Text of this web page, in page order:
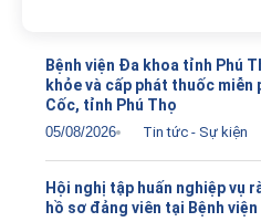
Bệnh viện Đa khoa tỉnh Phú
khỏe và cấp phát thuốc miễn
Cốc, tỉnh Phú Thọ
05/08/2026 Tin tức - Sự kiện
Hội nghị tập huấn nghiệp vụ
hồ sơ đảng viên tại Bệnh